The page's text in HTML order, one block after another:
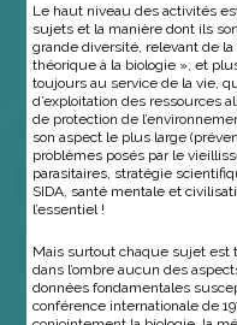
Le haut niveau des activités
sujets et la manière dont ils
grande diversité, relevant de
théorique à la biologie », et
toujours au service de la vie,
d’exploitation des ressources
de protection de
son aspect le plus large
problèmes posés par le
parasitaires, stratégie
SIDA, santé mentale et
l’essentiel !
Mais surtout chaque sujet est
dans l’ombre aucun des
données fondamentales
conférence internationale de